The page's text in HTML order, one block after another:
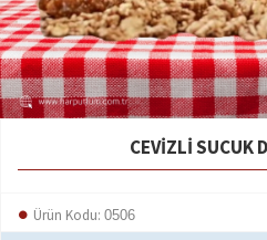
CEVIZLI SUCUK
Ürün Kodu: 0506